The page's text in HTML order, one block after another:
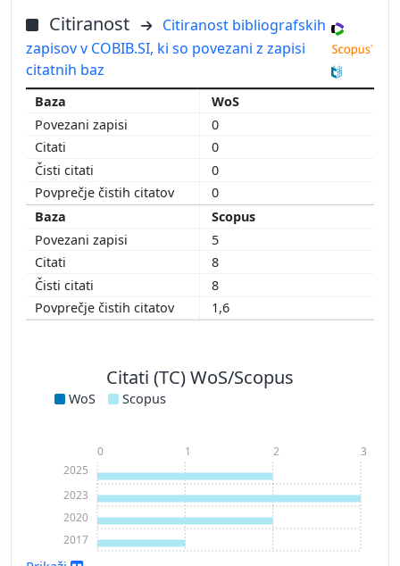
Citiranost
Citiranost bibliografskih
zapisov v COBIB.SI, ki so povezani z zapisi
citatnih baz
WoS
0
0
0
0
Scopus
5
8
8
1,6
Citati (TC) WoS/Scopus
WoS Scopus
2017
2020
2023
2025
0 1 2 3